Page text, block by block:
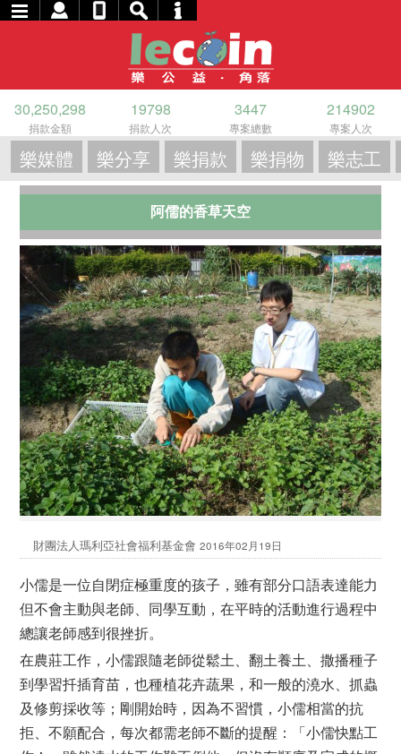
30,250,298
捐款金額
19798
捐款人次
3447
專案總數
214902
專案人次
樂媒體 樂分享 樂捐款 樂捐物 樂志工
阿儒的香草天空
財團法人瑪利亞社會福利基金會2016年02月19日
小儒是一位自閉症極重度的孩子，雖有部分口語表達能力
但不會主動與老師、同學互動，在平時的活動進行過程中
總讓老師感到很挫折。
在農莊工作，小儒跟隨老師從鬆土、翻土養土、撒播種子
到學習扦插育苗，也種植花卉蔬果，和一般的澆水、抓蟲
及修剪採收等；剛開始時，因為不習慣，小儒相當的抗
拒、不願配合，每次都需老師不斷的提醒：「小儒快點工